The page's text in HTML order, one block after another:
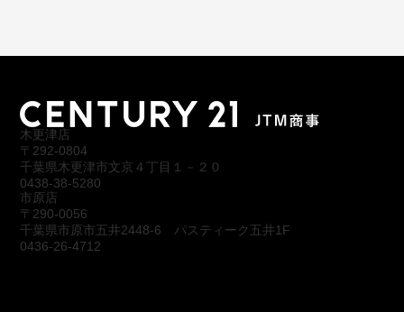
木更津店
〒292-0804
千葉県木更津市文京４丁目１－２０
0438-38-5280
市原店
〒290-0056
千葉県市原市五井2448-6 パスティーク五井1F
0436-26-4712